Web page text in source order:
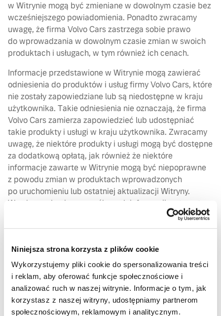
Niniejsza strona korzysta z plików cookie
Wykorzystujemy pliki cookie do spersonalizowania treści
i reklam, aby oferować funkcje społecznościowe i
analizować ruch w naszej witrynie. Informacje o tym, jak
korzystasz z naszej witryny, udostępniamy partnerom
społecznościowym, reklamowym i analitycznym.
w Witrynie mogą być zmieniane w dowolnym czasie bez
wcześniejszego powiadomienia. Ponadto zwracamy
uwagę, że firma Volvo Cars zastrzega sobie prawo
do wprowadzania w dowolnym czasie zmian w swoich
produktach i usługach, w tym również ich cenach.
Informacje przedstawione w Witrynie mogą zawierać
odniesienia do produktów i usług firmy Volvo Cars, które
nie zostały zapowiedziane lub są niedostępne w kraju
użytkownika. Takie odniesienia nie oznaczają, że firma
Volvo Cars zamierza zapowiedzieć lub udostępniać
takie produkty i usługi w kraju użytkownika. Zwracamy
uwagę, że niektóre produkty i usługi mogą być dostępne
za dodatkową opłatą, jak również że niektóre
informacje zawarte w Witrynie mogą być niepoprawne
z powodu zmian w produktach wprowadzonych
po uruchomieniu lub ostatniej aktualizacji Witryny.
W celu uzyskania szczegółowych informacji na temat
dostępnych produktów i usług należy skontaktować się
z dealerem firmy Volvo Cars.
Niezamawiane pomysły itp.
Firma Volvo Cars ceni komentarze i opinie
użytkowników na temat swoich produktów i usług.
Jednak zgodnie ze swoimi zasadami firma Volvo Cars
nie przyjmuje ani nie rozpatruje informacji (np.
pomysłów, propozycji, sugestii i komentarzy), które nie